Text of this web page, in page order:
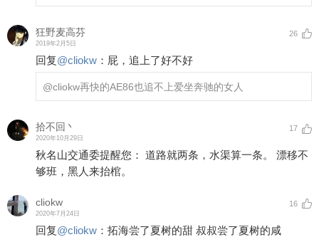
狂野麦高芬
2019年2月5日
26
回复@cliokw ： 屁，追上了好不好
@cliokw再快的AE86也追不上爱坐奔驰的女人
拾不回丶
2020年10月29日
17
秋名山交通委提醒您： 道路就两条，水渠算一条。 漂移不
够班，黑人来抬棺。
cliokw
2020年7月24日
16
回复@cliokw ： 拓海尝了夏树的甜 叔叔尝了夏树的咸